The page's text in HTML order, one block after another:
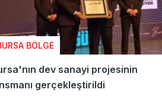
BÖLGE
dev sanayi projesinin
gerçekleştirildi